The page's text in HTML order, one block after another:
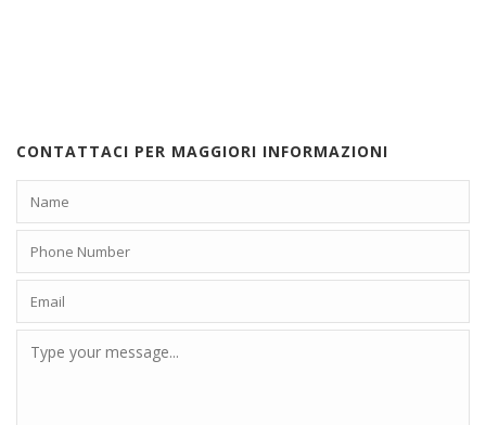
CONTATTACI PER MAGGIORI INFORMAZIONI